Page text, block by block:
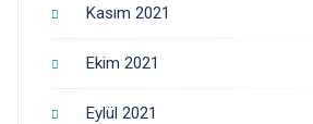
Kasım 2021
Ekim 2021
Eylül 2021